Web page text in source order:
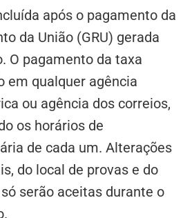
após o pagamento da
da União (GRU) gerada
O pagamento da taxa
em qualquer agência
ou agência dos correios,
os horários de
de cada um. Alterações
do local de provas e do
serão aceitas durante o